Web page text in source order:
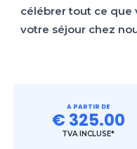
célébrer tout ce que
votre séjour chez
A PARTIR DE
€ 325.00
TVA INCLUSE*